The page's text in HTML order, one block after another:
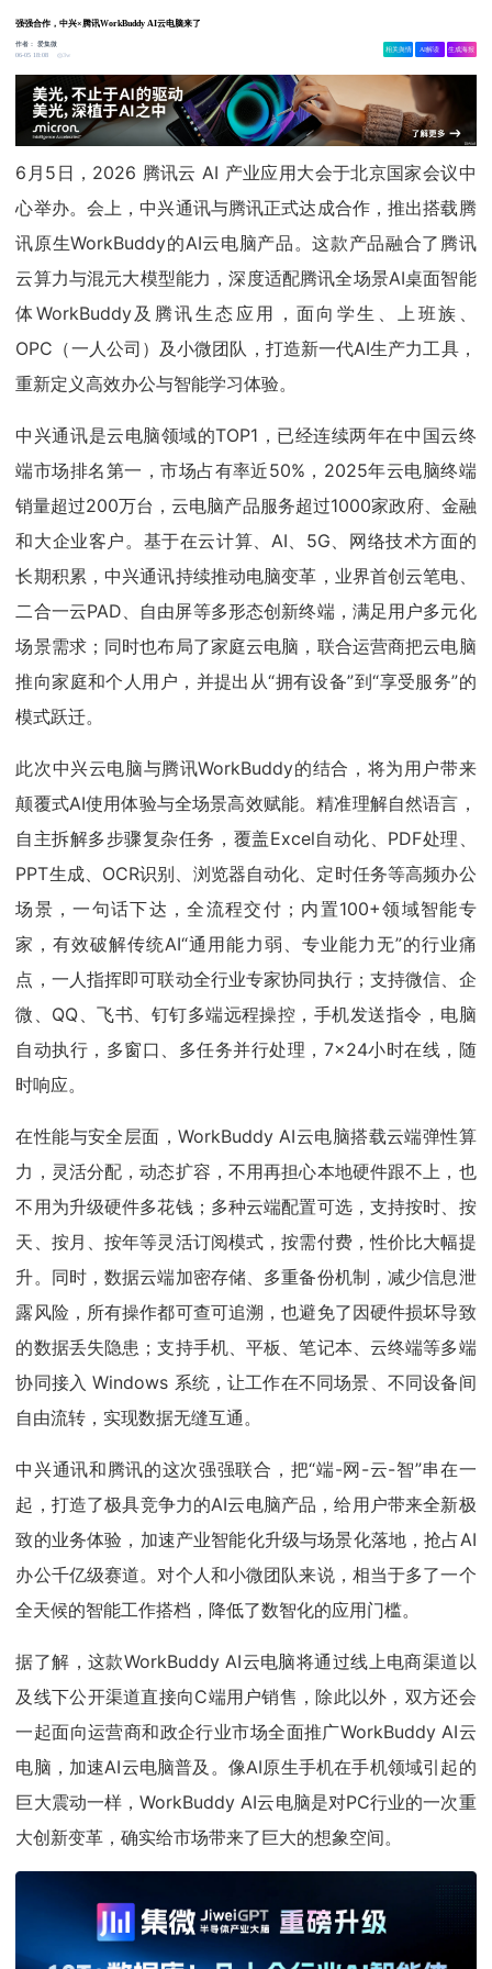
强强合作，中兴×腾讯WorkBuddy AI云电脑来了
作者：爱集微
06-05 18:08
3w
相关舆情 AI解读 生成海报
6月5日，2026 腾讯云 AI 产业应用大会于北京国家会议中
心举办。会上，中兴通讯与腾讯正式达成合作，推出搭载腾
讯原生WorkBuddy的AI云电脑产品。这款产品融合了腾讯
云算力与混元大模型能力，深度适配腾讯全场景AI桌面智能
体WorkBuddy及腾讯生态应用，面向学生、上班族、
OPC（一人公司）及小微团队，打造新一代AI生产力工具，
重新定义高效办公与智能学习体验。
中兴通讯是云电脑领域的TOP1，已经连续两年在中国云终
端市场排名第一，市场占有率近50%，2025年云电脑终端
销量超过200万台，云电脑产品服务超过1000家政府、金融
和大企业客户。基于在云计算、AI、5G、网络技术方面的
长期积累，中兴通讯持续推动电脑变革，业界首创云笔电、
二合一云PAD、自由屏等多形态创新终端，满足用户多元化
场景需求；同时也布局了家庭云电脑，联合运营商把云电脑
推向家庭和个人用户，并提出从“拥有设备”到“享受服务”的
模式跃迁。
此次中兴云电脑与腾讯WorkBuddy的结合，将为用户带来
颠覆式AI使用体验与全场景高效赋能。精准理解自然语言，
自主拆解多步骤复杂任务，覆盖Excel自动化、PDF处理、
PPT生成、OCR识别、浏览器自动化、定时任务等高频办公
场景，一句话下达，全流程交付；内置100+领域智能专
家，有效破解传统AI“通用能力弱、专业能力无”的行业痛
点，一人指挥即可联动全行业专家协同执行；支持微信、企
微、QQ、飞书、钉钉多端远程操控，手机发送指令，电脑
自动执行，多窗口、多任务并行处理，7×24小时在线，随
时响应。
在性能与安全层面，WorkBuddy AI云电脑搭载云端弹性算
力，灵活分配，动态扩容，不用再担心本地硬件跟不上，也
不用为升级硬件多花钱；多种云端配置可选，支持按时、按
天、按月、按年等灵活订阅模式，按需付费，性价比大幅提
升。同时，数据云端加密存储、多重备份机制，减少信息泄
露风险，所有操作都可查可追溯，也避免了因硬件损坏导致
的数据丢失隐患；支持手机、平板、笔记本、云终端等多端
协同接入 Windows 系统，让工作在不同场景、不同设备间
自由流转，实现数据无缝互通。
中兴通讯和腾讯的这次强强联合，把“端-网-云-智”串在一
起，打造了极具竞争力的AI云电脑产品，给用户带来全新极
致的业务体验，加速产业智能化升级与场景化落地，抢占AI
办公千亿级赛道。对个人和小微团队来说，相当于多了一个
全天候的智能工作搭档，降低了数智化的应用门槛。
据了解，这款WorkBuddy AI云电脑将通过线上电商渠道以
及线下公开渠道直接向C端用户销售，除此以外，双方还会
一起面向运营商和政企行业市场全面推广WorkBuddy AI云
电脑，加速AI云电脑普及。像AI原生手机在手机领域引起的
巨大震动一样，WorkBuddy AI云电脑是对PC行业的一次重
大创新变革，确实给市场带来了巨大的想象空间。